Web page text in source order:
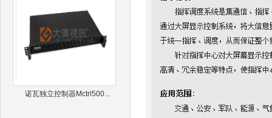
诺瓦独立控制器Mctrl500...